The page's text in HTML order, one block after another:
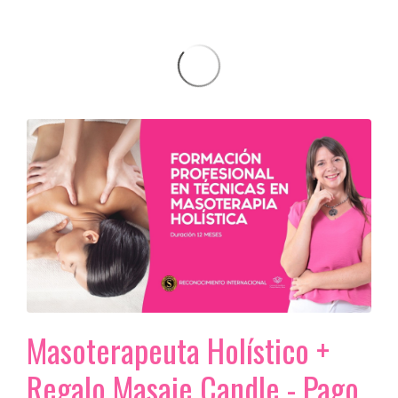
Masoterapeuta Holístico +
Regalo Masaje Candle - Pago